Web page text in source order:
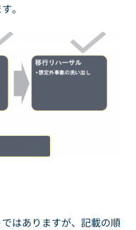
。
はありますが、記載の順